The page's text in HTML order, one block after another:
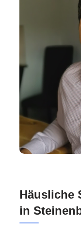
Häusliche
in